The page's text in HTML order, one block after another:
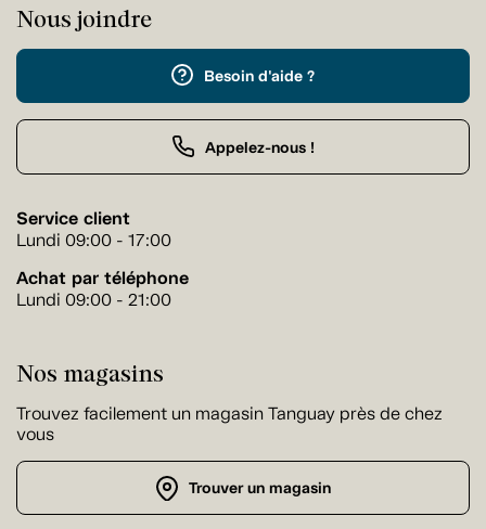
Nous joindre
Besoin d'aide ?
Appelez-nous !
Service client
Lundi 09:00 - 17:00
Achat par téléphone
Lundi 09:00 - 21:00
Nos magasins
Trouvez facilement un magasin Tanguay près de chez
vous
Trouver un magasin